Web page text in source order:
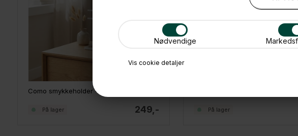
Nødvendige
Vis cookie detaljer
Como smykkeholder - Precious, Hvid
249,-
På lager På lager